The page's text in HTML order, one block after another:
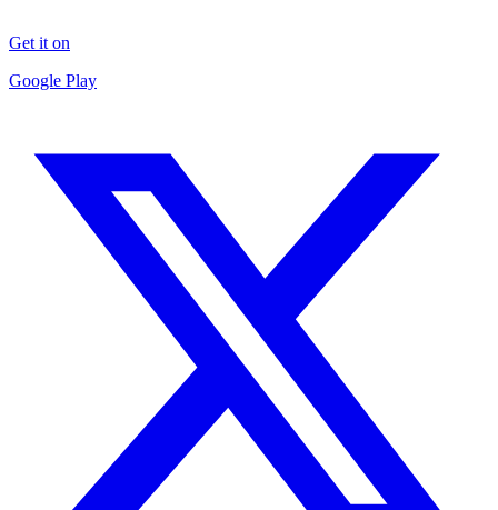
Get it on
Google Play